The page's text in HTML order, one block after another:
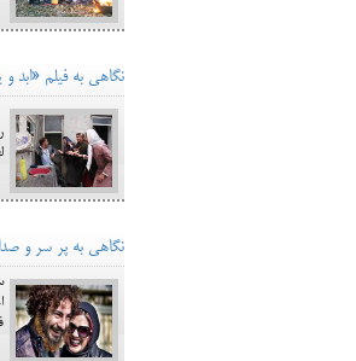
نگاهی به فیلم «ابد
نگاهی به پر سر و